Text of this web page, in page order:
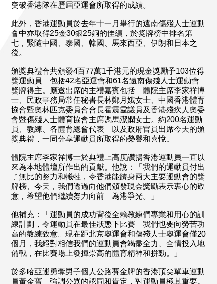
突破香港隊在歷屆亞運會所取得的成績。
此外，香港運動員於去年十一月舉行的遠南傷殘人士運動
會中亦取得25金30銀25銅的佳績，於獎牌榜中排名第
七，緊隨中國、泰國、韓國、馬來西亞、伊朗和日本之
後。
頒獎典禮合共頒發4百77萬1千港元的現金獎勵予103位得
獎運動員，包括42名亞運會和61名遠南傷殘人士運動會
獎牌得主。應邀出席的主禮嘉賓包括：體院主席李家祥博
士、民政事務局常任秘書長林鄭月娥女士、中國香港體育
協會暨奧林匹克委員會會長霍震霆議員及香港殘疾人奧委
會暨傷殘人士體育協會主席馮馬潔嫻女士。約200名運動
員、教練、各體育總會代表，以及政府官員出席今天的頒
獎典禮，一同分享運動員所取得的榮譽和喜悅。
體院主席李家祥博士於典禮上高度讚揚香港運動員一直以
來為本地體壇所作出的貢獻。他說：「我們的運動員付出
了無比的努力和犧牲，令香港能躋身兩大主要運動會的獎
牌榜。今天，我們透過向他們頒發現金獎勵表示衷心的敬
意，希望他們繼續努力向前，為港爭光。」
他補充：「運動員的成功背後全賴教練們專業和用心的訓
練計劃，令運動員在最佳狀態下比賽，我們也要向勞苦功
高的教練致意。現在距北京奧運會和傷殘人士奧運會僅20
個月，我絕對相信我們的運動員會竭盡全力、全情投入地
備戰，在比賽場上發揮崇高的體育精神和拼勁。」
於多哈亞運勇奪男子個人公路賽金牌的香港頂尖單車運動
員黃金寶，強調公眾的認同和肯定，對運動員極其重要。